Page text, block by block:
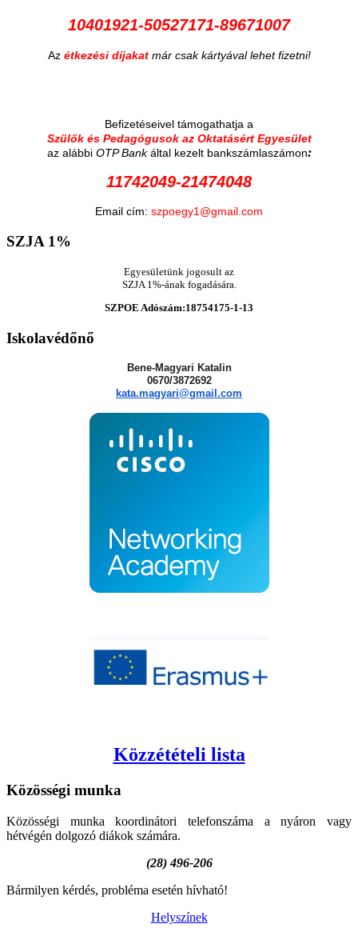
10401921-50527171-89671007
Az étkezési díjakat már csak kártyával lehet fizetni!
Befizetéseivel támogathatja a
Szülők és Pedagógusok az Oktatásért Egyesület
az alábbi OTP Bankáltal kezelt bankszámlaszámon:
11742049-21474048
Email cím: szpoegy1@gmail.com
SZJA1%
Egyesületünk jogosult az
SZJA 1%-ának fogadására.
SZPOE Adószám:18754175-1-13
Iskolavédőnő
Bene-Magyari Katalin
0670/3872692
kata.magyari@gmail.com
Közzétételi lista
Közösségi munka
Közösségi munka koordinátori telefonszáma a nyáron vagy
hétvégén dolgozó diákok számára.
(28) 496-206
Bármilyen kérdés, probléma esetén hívható!
Helyszínek